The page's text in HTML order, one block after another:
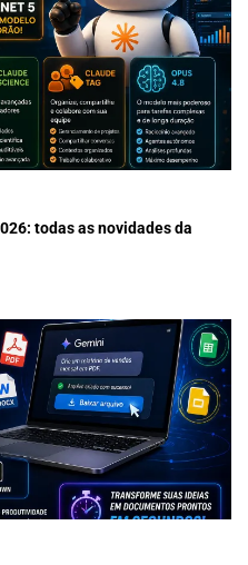
todas as novidades da